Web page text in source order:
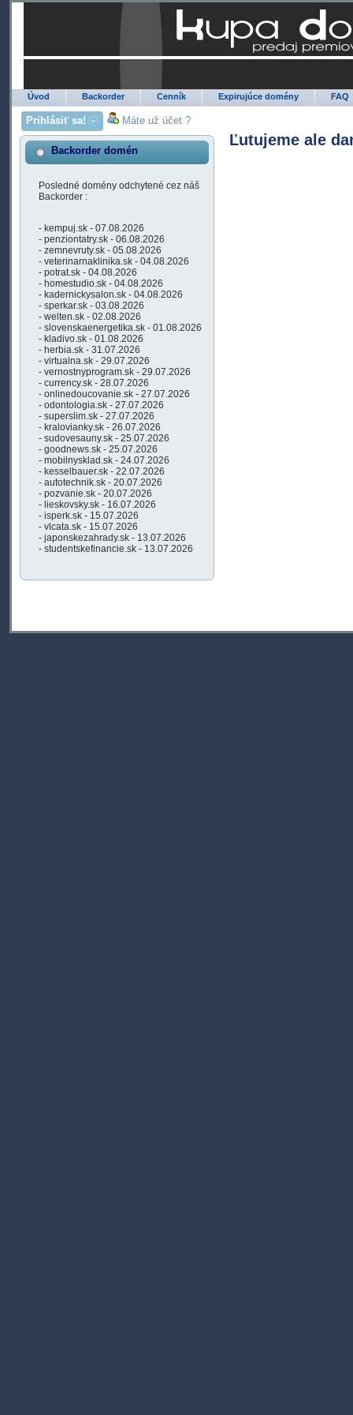
Úvod Backorder Cenník Expirujúce domény FAQ
Prihlásiť sa! Máte už účet ?
Backorder domén
Posledné domény odchytené cez náš
Backorder :
- kempuj.sk - 07.08.2026
- penziontatry.sk - 06.08.2026
- zemnevruty.sk - 05.08.2026
- veterinarnaklinika.sk - 04.08.2026
- potrat.sk - 04.08.2026
- homestudio.sk - 04.08.2026
- kadernickysalon.sk - 04.08.2026
- sperkar.sk - 03.08.2026
- welten.sk - 02.08.2026
- slovenskaenergetika.sk - 01.08.2026
- kladivo.sk - 01.08.2026
- herbia.sk - 31.07.2026
- virtualna.sk - 29.07.2026
- vernostnyprogram.sk - 29.07.2026
- currency.sk - 28.07.2026
- onlinedoucovanie.sk - 27.07.2026
- odontologia.sk - 27.07.2026
- superslim.sk - 27.07.2026
- kralovianky.sk - 26.07.2026
- sudovesauny.sk - 25.07.2026
- goodnews.sk - 25.07.2026
- mobilnysklad.sk - 24.07.2026
- kesselbauer.sk - 22.07.2026
- autotechnik.sk - 20.07.2026
- pozvanie.sk - 20.07.2026
- lieskovsky.sk - 16.07.2026
- isperk.sk - 15.07.2026
- vlcata.sk - 15.07.2026
- japonskezahrady.sk - 13.07.2026
- studentskefinancie.sk - 13.07.2026
Ľutujeme ale